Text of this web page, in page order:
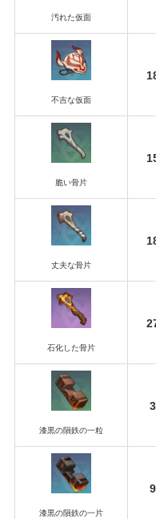
汚れた仮面
不吉な仮面
脆い骨片
丈夫な骨片
石化した骨片
漆黒の隕鉄の一粒
3
漆黒の隕鉄の一片
9